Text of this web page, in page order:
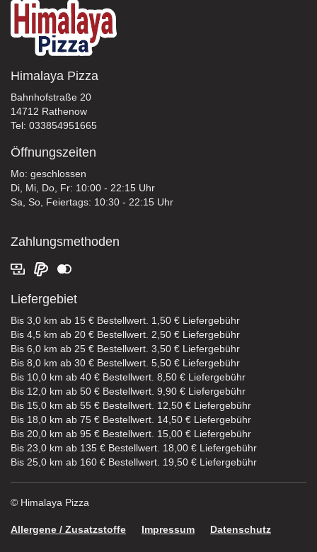
Himalaya Pizza
Bahnhofstraße 20
14712 Rathenow
Tel: 033854951665
Öffnungszeiten
Mo: geschlossen
Di, Mi, Do, Fr: 10:00 - 22:15 Uhr
Sa, So, Feiertags: 10:30 - 22:15 Uhr
Zahlungsmethoden
Liefergebiet
Bis 3,0 km ab 15 € Bestellwert. 1,50 € Liefergebühr
Bis 4,5 km ab 20 € Bestellwert. 2,50 € Liefergebühr
Bis 6,0 km ab 25 € Bestellwert. 3,50 € Liefergebühr
Bis 8,0 km ab 30 € Bestellwert. 5,50 € Liefergebühr
Bis 10,0 km ab 40 € Bestellwert. 8,50 € Liefergebühr
Bis 12,0 km ab 50 € Bestellwert. 9,90 € Liefergebühr
Bis 15,0 km ab 55 € Bestellwert. 12,50 € Liefergebühr
Bis 18,0 km ab 75 € Bestellwert. 14,50 € Liefergebühr
Bis 20,0 km ab 95 € Bestellwert. 15,00 € Liefergebühr
Bis 23,0 km ab 135 € Bestellwert. 18,00 € Liefergebühr
Bis 25,0 km ab 160 € Bestellwert. 19,50 € Liefergebühr
© Himalaya Pizza
Allergene / Zusatzstoffe Impressum Datenschutz